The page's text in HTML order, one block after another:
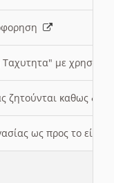
με χρηση
ζητούνται καθως
ως προς το